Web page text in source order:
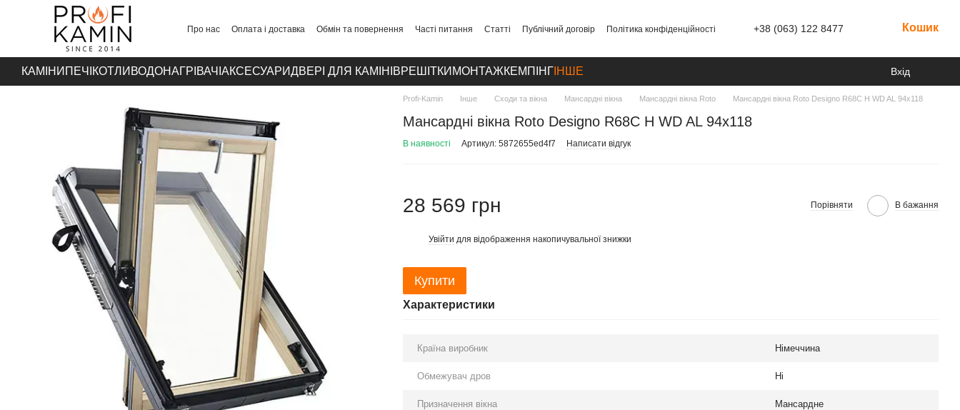
Перейти до основного контенту
Про нас Оплата і доставка Обмін та повернення Часті питання Статті Публічний договір
Політика конфіденційності
+38 (063) 122 8477 Кошик
КАМІНИ ПЕЧІ КОТЛИ ВОДОНАГРІВАЧІ АКСЕСУАРИДВЕРІ ДЛЯ КАМІНІВРЕШІТКИ МОНТАЖКЕМПІНГ ІНШЕ Вхід
Profi-Kamin Інше Сходи та вікна Мансардні вікна Мансардні вікна Roto Мансардні вікна Roto Designo R68C H WD AL 94х118
Мансардні вікна Roto Designo R68C H WD AL 94х118
В наявності Артикул: 5872655ed4f7 Написати відгук
28 569 грн Порівняти В бажання
Увійти для відображення накопичувальної знижки
Купити
Характеристики
Країна виробник Німеччина
Обмежувач дров Ні
Призначення вікна Мансардне